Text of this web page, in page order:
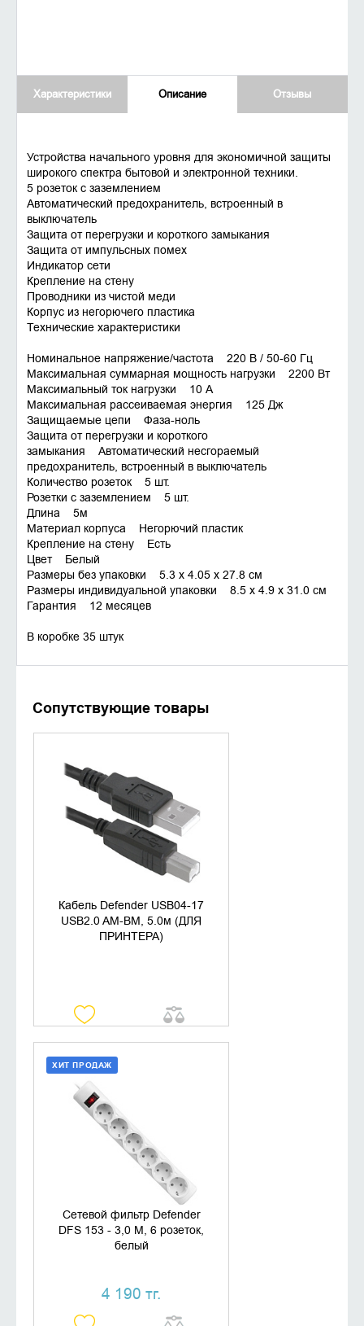
Характеристики Описание Отзывы
Устройства начального уровня для экономичной защиты
широкого спектра бытовой и электронной техники.
5 розеток с заземлением
Автоматический предохранитель, встроенный в
выключатель
Защита от перегрузки и короткого замыкания
Защита от импульсных помех
Индикатор сети
Крепление на стену
Проводники из чистой меди
Корпус из негорючего пластика
Технические характеристики
Номинальное напряжение/частота 220 В / 50-60 Гц
Максимальная суммарная мощность нагрузки 2200 Вт
Максимальный ток нагрузки 10 А
Максимальная рассеиваемая энергия 125 Дж
Защищаемые цепи Фаза-ноль
Защита от перегрузки и короткого
замыкания Автоматический несгораемый
предохранитель, встроенный в выключатель
Количество розеток 5 шт.
Розетки с заземлением 5 шт.
Длина 5м
Материал корпуса Негорючий пластик
Крепление на стену Есть
Цвет Белый
Размеры без упаковки 5.3 x 4.05 x 27.8 см
Размеры индивидуальной упаковки 8.5 x 4.9 x 31.0 см
Гарантия 12 месяцев
В коробке 35 штук
Сопутствующие товары
Кабель Defender USB04-17
USB2.0 AM-BM, 5.0м (ДЛЯ
ПРИНТЕРА)
УТОЧНИТЬ НАЛИЧИЕ
Сетевой фильтр Defender
DFS 153 - 3,0 М, 6 розеток,
белый
4 190 тг.
ХИТ ПРОДАЖ
ДОБАВИТЬ В КОРЗИНУ
КУПИТЬ В 1 КЛИК